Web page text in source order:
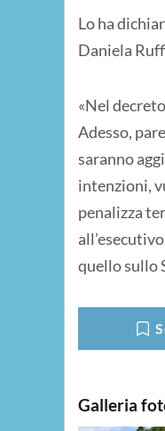
Lo ha
Daniela
«Nel
Adesso,
saranno
intenzioni,
penalizza
quello sullo
Galleria